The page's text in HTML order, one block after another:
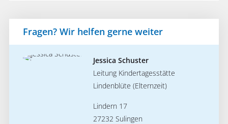
Fragen? Wir helfen gerne weiter
Jessica Schuster
Leitung Kindertagesstätte
Lindenblüte (Elternzeit)
Lindern 17
27232 Sulingen